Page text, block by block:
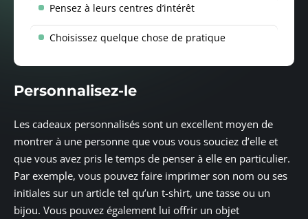
Pensez à leurs centres d’intérêt
Choisissez quelque chose de pratique
Personnalisez-le
Les cadeaux personnalisés sont un excellent moyen de
montrer à une personne que vous vous souciez d’elle et
que vous avez pris le temps de penser à elle en particulier.
Par exemple, vous pouvez faire imprimer son nom ou ses
initiales sur un article tel qu’un t-shirt, une tasse ou un
bijou. Vous pouvez également lui offrir un objet